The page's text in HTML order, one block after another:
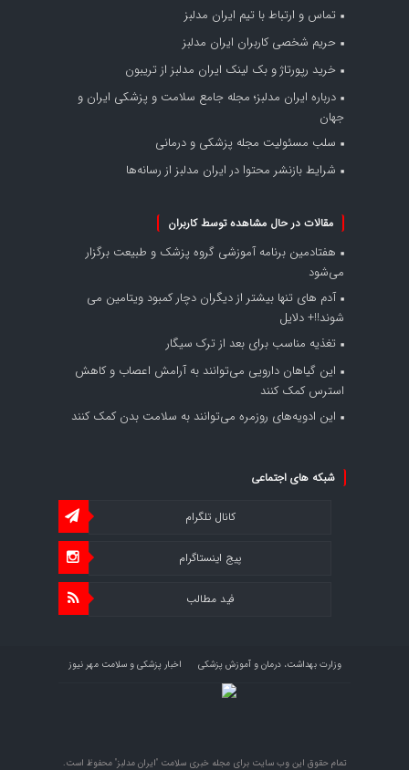
تماس و ارتباط با تیم ایران مدلبز
حریم شخصی کاربران ایران مدلبز
خرید رپورتاژ و بک لینک ایران مدلبز از تریبون
درباره ایران مدلبز؛ مجله جامع سلامت و پزشکی ایران و
جهان
سلب مسئولیت مجله پزشکی و درمانی
شرایط بازنشر محتوا در ایران مدلبز از رسانه‌ها
مقالات در حال مشاهده توسط کاربران
هفتادمین برنامه آموزشی گروه پزشک و طبیعت برگزار
می‌شود
آدم های تنها بیشتر از دیگران دچار کمبود ویتامین می
شوند!!+ دلایل
تغذیه مناسب برای بعد از ترک سیگار
این گیاهان دارویی می‌توانند به آرامش اعصاب و کاهش
استرس کمک کنند
این ادویه‌های روزمره می‌توانند به سلامت بدن کمک کنند
شبکه های اجتماعی
کانال تلگرام
پیج اینستاگرام
فید مطالب
وزارت بهداشت، درمان و آموزش پزشکی اخبار پزشکی و سلامت مهر نیوز
اخبار اقتصاد سلامت اقتصاد آنلاین
تمام حقوق این وب سایت برای مجله خبری سلامت "ایران مدلبز" محفوظ است.